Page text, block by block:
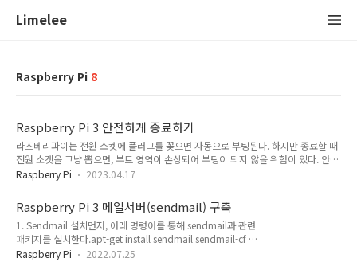
Limelee
Raspberry Pi 8
Raspberry Pi 3 안전하게 종료하기
라즈베리파이는 전원 소켓에 플러그를 꽂으면 자동으로 부팅된다. 하지만 종료할 때
전원 소켓을 그냥 뽑으면, 부트 영역이 손상되어 부팅이 되지 않을 위험이 있다. 안전
하게 종료하려면 아래 명령어를 사용해야 한다.$ sudo poweroff 플러그 뽑았다가
로 뽑아 종료했었는데, 그동안 운이 좋았던 것 같다. 반드시 안전하게 종료하도록 하
자.
Raspberry Pi 2023.04.17
Raspberry Pi 3 메일서버(sendmail) 구축
1. Sendmail 설치먼저, 아래 명령어를 통해 sendmail과 관련
패키지를 설치한다.apt-get install sendmail sendmail-cf 설
치 도중 "Creating SSL certificates for sendmail." 단계에서
Raspberry Pi 2022.07.25